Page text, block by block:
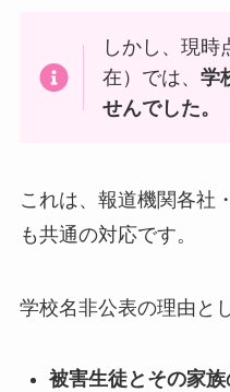
しかし、現時
在）では、学
せんでした。
これは、報道機関各社
も共通の対応です。
学校名非公表の理由と
被害生徒とその家